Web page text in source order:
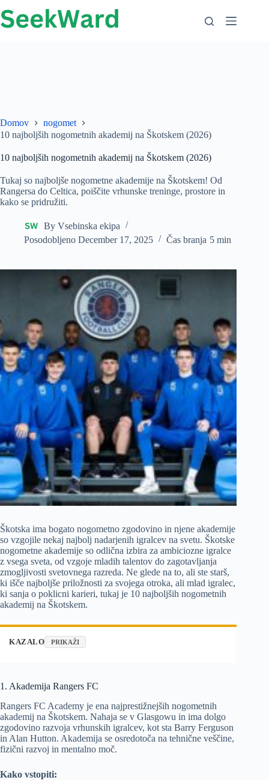
na
vsebino
Domov
nogomet
10 najboljših nogometnih akademij na Škotskem (2026)
10 najboljših nogometnih akademij na Škotskem (2026)
Tukaj so najboljše nogometne akademije na Škotskem! Od
Rangersa do Celtica, poiščite vrhunske treninge, prostore in
kako se pridružiti.
By Vsebinska ekipa
Posodobljeno December 17, 2025 Čas branja 5 min
Škotska ima bogato nogometno zgodovino in njene akademije
so vzgojile nekaj najbolj nadarjenih igralcev na svetu. Škotske
nogometne akademije so odlična izbira za ambiciozne igralce
z vsega sveta, od vzgoje mladih talentov do zagotavljanja
zmogljivosti svetovnega razreda. Ne glede na to, ali ste starš,
ki išče najboljše priložnosti za svojega otroka, ali mlad igralec,
ki sanja o poklicni karieri, tukaj je 10 najboljših nogometnih
akademij na Škotskem.
KAZALO PRIKAŽI
1. Akademija Rangers FC
Rangers FC Academy je ena najprestižnejših nogometnih
akademij na Škotskem. Nahaja se v Glasgowu in ima dolgo
zgodovino razvoja vrhunskih igralcev, kot sta Barry Ferguson
in Alan Hutton. Akademija se osredotoča na tehnične veščine,
fizični razvoj in mentalno moč.
Kako vstopiti: